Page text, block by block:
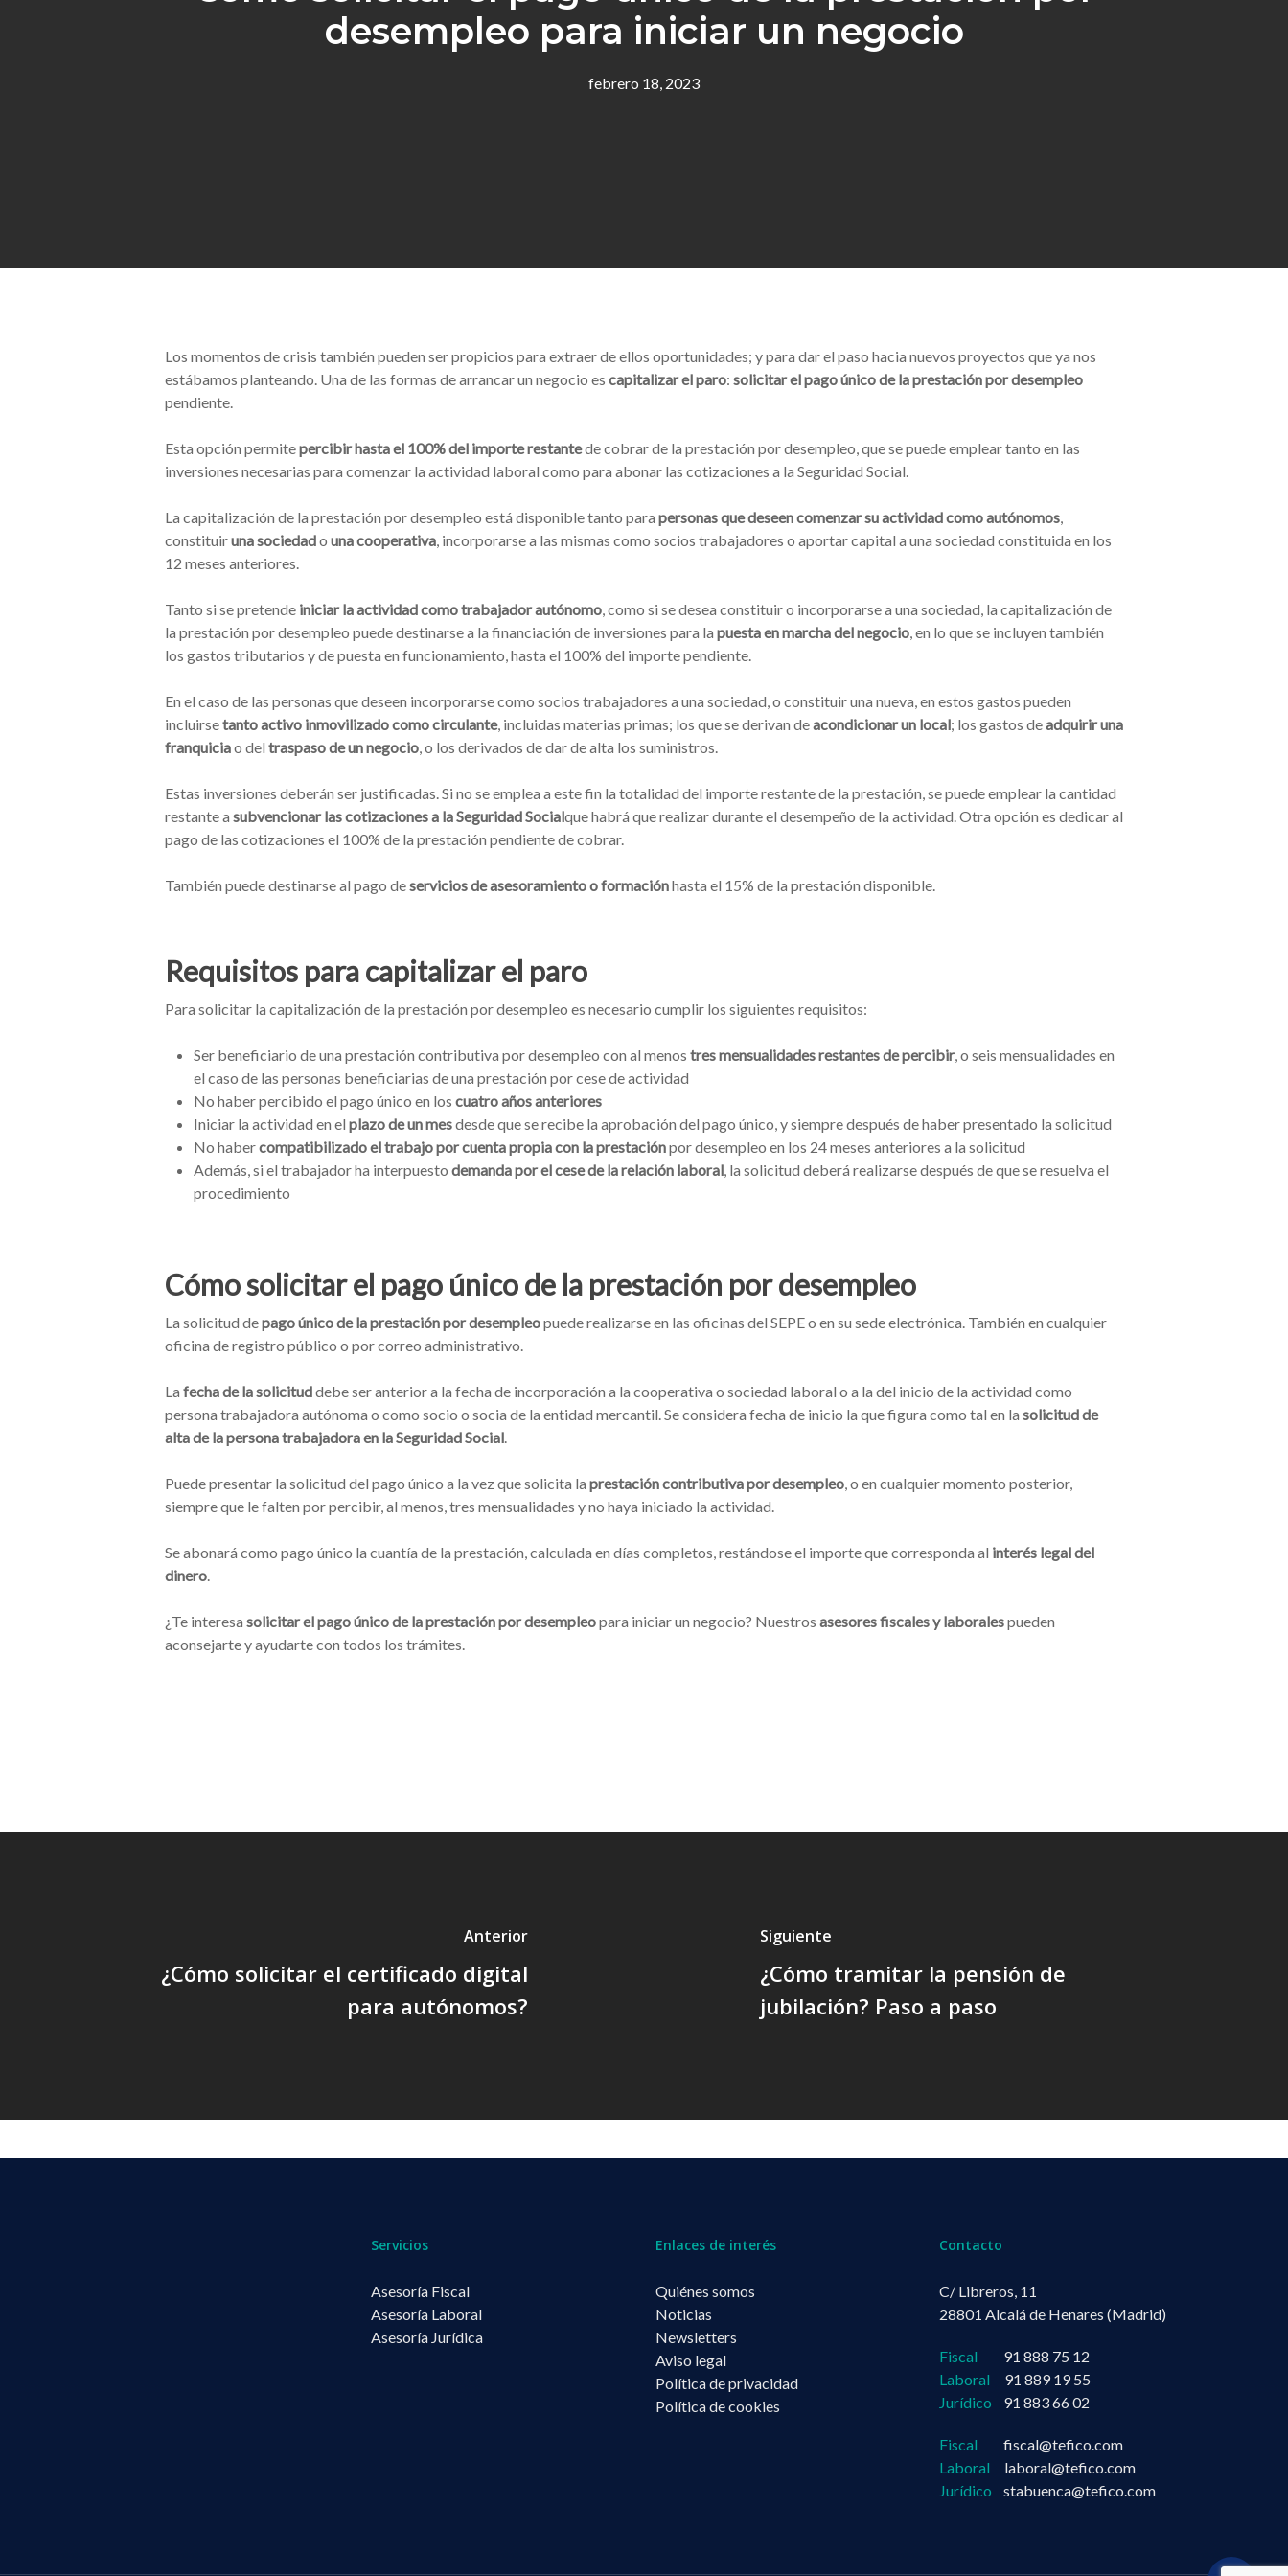
desempleo para iniciar un negocio
febrero 18, 2023
Los momentos de crisis también pueden ser propicios para extraer de ellos oportunidades; y para dar el paso hacia nuevos proyectos que ya nos
estábamos planteando. Una de las formas de arrancar un negocio es capitalizar el paro: solicitar el pago único de la prestación por desempleo
pendiente.
Esta opción permitepercibir hasta el 100% del importe restantede cobrar de la prestación por desempleo, que se puede emplear tanto en las
inversiones necesarias para comenzar la actividad laboral como para abonar las cotizaciones a la Seguridad Social.
La capitalización de la prestación por desempleo está disponible tanto para personas que deseen comenzar su actividad como autónomos,
constituiruna sociedado una cooperativa, incorporarse a las mismas como socios trabajadores o aportar capital a una sociedad constituida en los
12 meses anteriores.
Tanto si se pretende iniciar la actividad como trabajador autónomo, como si se desea constituir o incorporarse a una sociedad, la capitalización de
la prestación por desempleo puede destinarse a la financiación de inversiones para la puesta en marcha del negocio, en lo que se incluyen también
los gastos tributarios y de puesta en funcionamiento, hasta el 100% del importe pendiente.
En el caso de las personas que deseen incorporarse como socios trabajadores a una sociedad, o constituir una nueva, en estos gastos pueden
incluirsetanto activo inmovilizado como circulante, incluidas materias primas; los que se derivan deacondicionar un local; los gastos deadquirir una
franquiciao del traspaso de un negocio, o los derivados de dar de alta los suministros.
Estas inversiones deberán ser justificadas. Si no se emplea a este fin la totalidad del importe restante de la prestación, se puede emplear la cantidad
restante a subvencionar las cotizaciones a la Seguridad Socialque habrá que realizar durante el desempeño de la actividad. Otra opción es dedicar al
pago de las cotizaciones el 100% de la prestación pendiente de cobrar.
También puede destinarse al pago deservicios de asesoramiento o formaciónhasta el 15% de la prestación disponible.
Requisitos para capitalizar el paro
Para solicitar la capitalización de la prestación por desempleo es necesario cumplir los siguientes requisitos:
Ser beneficiario de una prestación contributiva por desempleo con al menos tres mensualidades restantes de percibir, o seis mensualidades en
el caso de las personas beneficiarias de una prestación por cese de actividad
No haber percibido el pago único en los cuatro años anteriores
Iniciar la actividad en el plazo de un mesdesde que se recibe la aprobación del pago único, y siempre después de haber presentado la solicitud
No habercompatibilizado el trabajo por cuenta propia con la prestaciónpor desempleo en los 24 meses anteriores a la solicitud
Además, si el trabajador ha interpuesto demanda por el cese de la relación laboral, la solicitud deberá realizarse después de que se resuelva el
procedimiento
Cómo solicitar el pago único de la prestación por desempleo
La solicitud depago único de la prestación por desempleopuede realizarse en las oficinas del SEPE o en su sede electrónica. También en cualquier
oficina de registro público o por correo administrativo.
La fecha de la solicituddebe ser anterior a la fecha de incorporación a la cooperativa o sociedad laboral o a la del inicio de la actividad como
persona trabajadora autónoma o como socio o socia de la entidad mercantil. Se considera fecha de inicio la que figura como tal en la solicitud de
alta de la persona trabajadora en la Seguridad Social.
Puede presentar la solicitud del pago único a la vez que solicita la prestación contributiva por desempleo, o en cualquier momento posterior,
siempre que le falten por percibir, al menos, tres mensualidades y no haya iniciado la actividad.
Se abonará como pago único la cuantía de la prestación, calculada en días completos, restándose el importe que corresponda al interés legal del
dinero.
¿Te interesa solicitar el pago único de la prestación por desempleopara iniciar un negocio? Nuestros asesores fiscales y laboralespueden
aconsejarte y ayudarte con todos los trámites.
Anterior
¿Cómo solicitar el certificado digital
para autónomos?
Siguiente
¿Cómo tramitar la pensión de
jubilación? Paso a paso
Servicios
Asesoría Fiscal
Asesoría Laboral
Asesoría Jurídica
Enlaces de interés
Quiénes somos
Noticias
Newsletters
Aviso legal
Política de privacidad
Política de cookies
Contacto
C/ Libreros, 11
28801 Alcalá de Henares (Madrid)
Fiscal 91 888 75 12
Laboral 91 889 19 55
Jurídico 91 883 66 02
Fiscal
fiscal@tefico.com
Laboral
laboral@tefico.com
Jurídico
stabuenca@tefico.com